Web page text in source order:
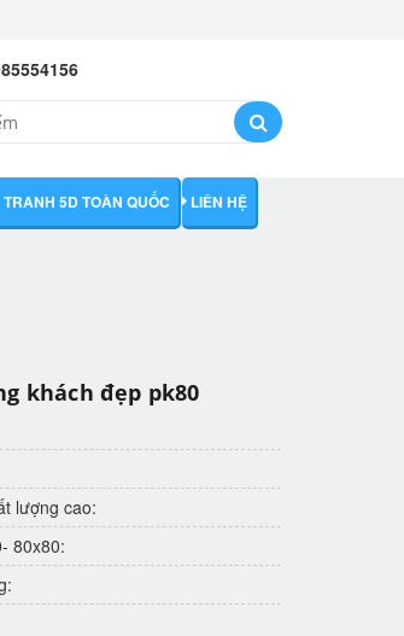
5D TOÀN QUỐC LIÊN HỆ
khách đẹp pk80
lượng cao:
80x80: